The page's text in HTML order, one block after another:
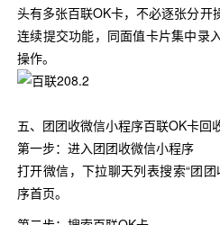
头有多张百联OK卡，不必逐张分开
连续提交功能，同面值卡片集中录
操作。
五、团团收微信小程序百联OK卡回
第一步：进入团团收微信小程序
打开微信，下拉聊天列表搜索“团
序首页。